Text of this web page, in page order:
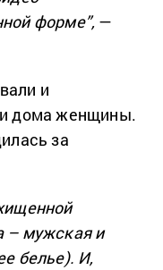
форме”, —
и
дома женщины.
за
– мужская и
белье). И,